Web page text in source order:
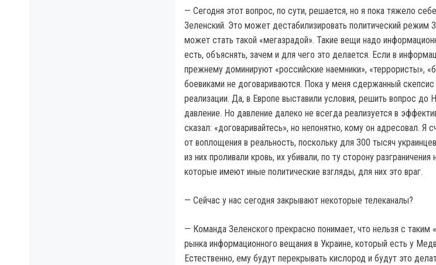
— Сегодня этот вопрос, по сути, решается, но я пока тяжело
Зеленский. Это может дестабилизировать политический режим
может стать такой «мегазрадой». Такие вещи надо
есть, объяснять, зачем и для чего это делается. Если в
прежнему доминируют «российские наемники», «террористы»,
боевиками не договариваются. Пока у меня сдержанный
реализации. Да, в Европе выставили условия, решить вопрос до
давление. Но давление далеко не всегда реализуется в
сказал: «договаривайтесь», но непонятно, кому он адресовал. Я
от воплощения в реальность, поскольку для 300 тысяч
из них проливали кровь, их убивали, по ту сторону
которые имеют иные политические взгляды, для них это враг.
— Сейчас у нас сегодня закрывают некоторые телеканалы?
— Команда Зеленского прекрасно понимает, что нельзя с таким
рынка информационного вещания в Украине, который есть у
Естественно, ему будут перекрывать кислород и будут это